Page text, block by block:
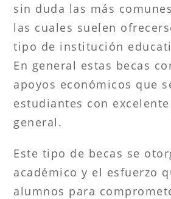
sin duda las más
las cuales suelen
tipo de institución
En general estas becas
apoyos económicos que
estudiantes con
general.
Este tipo de becas se
académico y el esfuerzo
alumnos para